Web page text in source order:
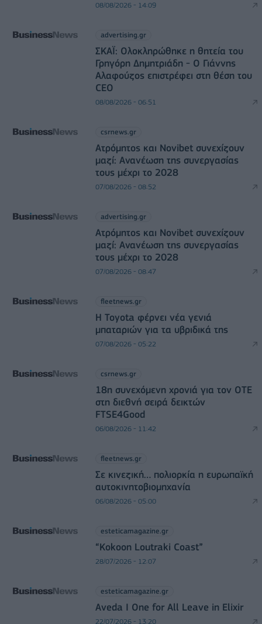
08/08/2026 - 14:09
advertising.gr
ΣΚΑΪ: Ολοκληρώθηκε η θητεία του
Γρηγόρη Δημητριάδη - Ο Γιάννης
Αλαφούζος επιστρέφει στη θέση του
CEO
08/08/2026 - 06:51
csrnews.gr
Ατρόμητος και Novibet συνεχίζουν
μαζί: Ανανέωση της συνεργασίας
τους μέχρι το 2028
07/08/2026 - 08:52
advertising.gr
Ατρόμητος και Novibet συνεχίζουν
μαζί: Ανανέωση της συνεργασίας
τους μέχρι το 2028
07/08/2026 - 08:47
fleetnews.gr
Η Toyota φέρνει νέα γενιά
μπαταριών για τα υβριδικά της
07/08/2026 - 05:22
csrnews.gr
18η συνεχόμενη χρονιά για τον ΟΤΕ
στη διεθνή σειρά δεικτών
FTSE4Good
06/08/2026 - 11:42
fleetnews.gr
Σε κινεζική… πολιορκία η ευρωπαϊκή
αυτοκινητοβιομηχανία
06/08/2026 - 05:00
esteticamagazine.gr
“Kokoon Loutraki Coast”
28/07/2026 - 12:07
esteticamagazine.gr
Aveda I One for All Leave in Elixir
22/07/2026 - 13:20